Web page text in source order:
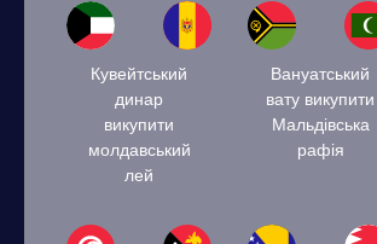
Кувейтський
динар
викупити
молдавський
лей
Вануатський
вату викупити
Мальдівська
рафія